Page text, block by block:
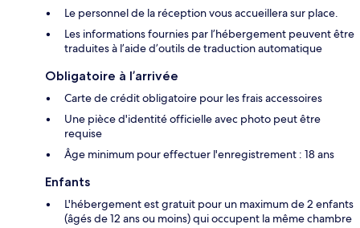
Le personnel de la réception vous accueillera sur place.
Les informations fournies par l’hébergement peuvent être
traduites à l’aide d’outils de traduction automatique
Obligatoire à l’arrivée
Carte de crédit obligatoire pour les frais accessoires
Une pièce d'identité officielle avec photo peut être
requise
Âge minimum pour effectuer l'enregistrement : 18 ans
Enfants
L'hébergement est gratuit pour un maximum de 2 enfants
(âgés de 12 ans ou moins) qui occupent la même chambre